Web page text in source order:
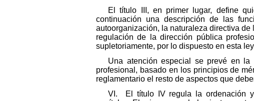
El título III, en primer lugar, define
continuación una descripción de las
autoorganización, la naturaleza directiva
regulación de la dirección pública
supletoriamente, por lo dispuesto en esta
Una atención especial se prevé en
profesional, basado en los principios de
reglamentario el resto de aspectos que
VI. El título IV regula la ordenación y